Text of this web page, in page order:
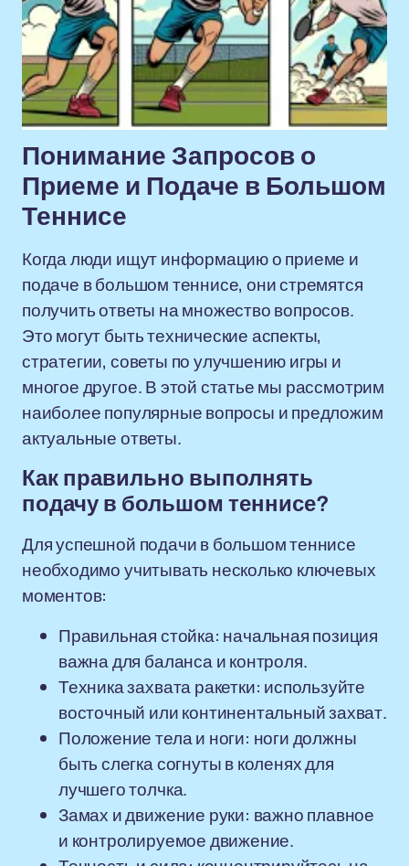
Понимание Запросов о
Приеме и Подаче в Большом
Теннисе
Когда люди ищут информацию о приеме и
подаче в большом теннисе, они стремятся
получить ответы на множество вопросов.
Это могут быть технические аспекты,
стратегии, советы по улучшению игры и
многое другое. В этой статье мы рассмотрим
наиболее популярные вопросы и предложим
актуальные ответы.
Как правильно выполнять
подачу в большом теннисе?
Для успешной подачи в большом теннисе
необходимо учитывать несколько ключевых
моментов:
Правильная стойка: начальная позиция
важна для баланса и контроля.
Техника захвата ракетки: используйте
восточный или континентальный захват.
Положение тела и ноги: ноги должны
быть слегка согнуты в коленях для
лучшего толчка.
Замах и движение руки: важно плавное
и контролируемое движение.